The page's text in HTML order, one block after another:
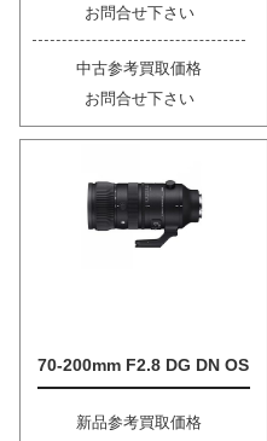
お問合せ下さい
中古参考買取価格
お問合せ下さい
70-200mm F2.8 DG DN OS
新品参考買取価格